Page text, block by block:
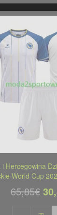
i Hercegowina
World Cup
65,85€